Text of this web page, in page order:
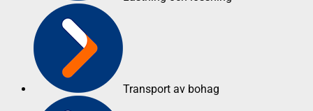
Transport av bohag